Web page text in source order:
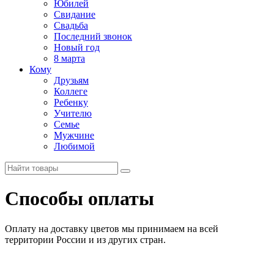
Юбилей
Свидание
Свадьба
Последний звонок
Новый год
8 марта
Кому
Друзьям
Коллеге
Ребенку
Учителю
Семье
Мужчине
Любимой
Способы оплаты
Оплату на доставку цветов мы принимаем на всей
территории России и из других стран.